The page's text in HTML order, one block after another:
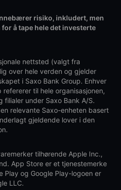
risiko, inkludert, men
å tape hele det investerte
nettsted (valgt fra
over hele verden og gjelder
i Saxo Bank Group. Enhver
til hele organisasjonen,
under Saxo Bank A/S.
relevante Saxo-enheten basert
gjeldende lover i den
tilhørende Apple Inc.,
App Store er et tjenestemerke
Play og Google Play-logoen er
LLC.